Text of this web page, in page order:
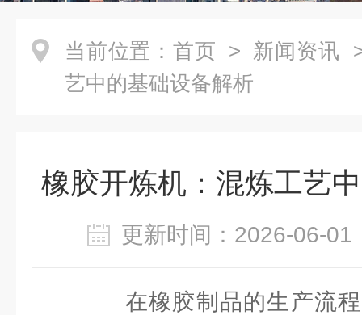
当前位置： 首页 > 新闻资讯
艺中的基础设备解析
橡胶开炼机：混炼工艺
更新时间：2026-
在橡胶制品的生产流程